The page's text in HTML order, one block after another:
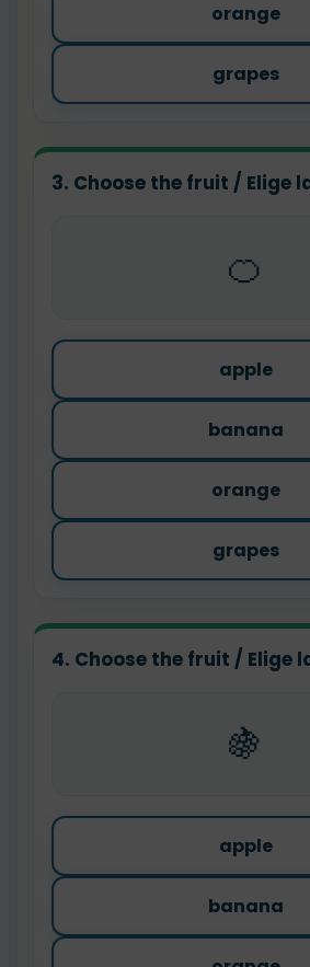
orange
grapes
3. Choose the fruit / Elige
🍊
apple
banana
orange
grapes
4. Choose the fruit / Elige
🍇
apple
banana